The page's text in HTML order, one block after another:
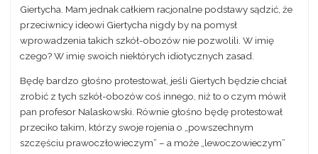
Giertycha. Mam jednak całkiem racjonalne podstawy sądzić, że
przeciwnicy ideowi Giertycha nigdy by na pomysł
wprowadzenia takich szkół-obozów nie pozwolili. W imię
czego? W imię swoich niektórych idiotycznych zasad.
Będę bardzo głośno protestował, jeśli Giertych będzie chciał
zrobić z tych szkół-obozów coś innego, niż to o czym mówił
pan profesor Nalaskowski. Równie głośno będę protestował
przeciko takim, którzy swoje rojenia o „powszechnym
szczęściu prawoczłowieczym” – a może „lewoczowieczym”